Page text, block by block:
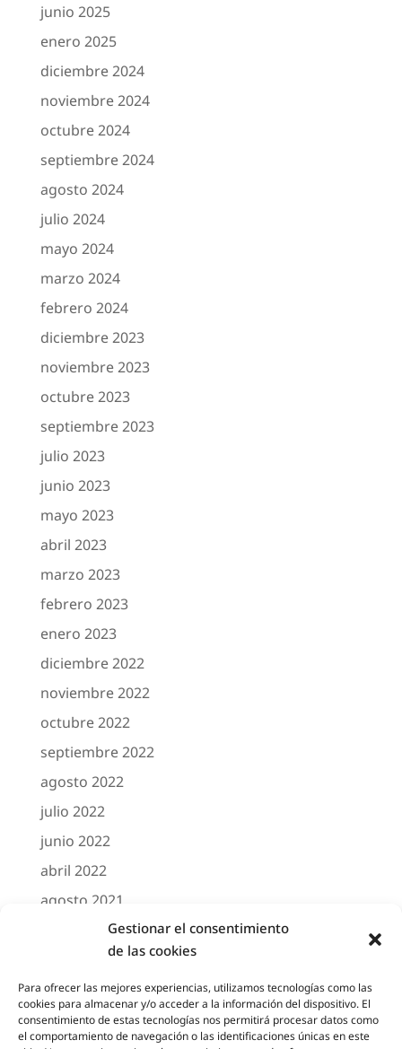
Gestionar el consentimiento
de las cookies
Para ofrecer las mejores experiencias, utilizamos tecnologías como las
cookies para almacenar y/o acceder a la información del dispositivo. El
consentimiento de estas tecnologías nos permitirá procesar datos como
el comportamiento de navegación o las identificaciones únicas en este
junio 2025
enero 2025
diciembre 2024
noviembre 2024
octubre 2024
septiembre 2024
agosto 2024
julio 2024
mayo 2024
marzo 2024
febrero 2024
diciembre 2023
noviembre 2023
octubre 2023
septiembre 2023
julio 2023
junio 2023
mayo 2023
abril 2023
marzo 2023
febrero 2023
enero 2023
diciembre 2022
noviembre 2022
octubre 2022
septiembre 2022
agosto 2022
julio 2022
junio 2022
abril 2022
agosto 2021
marzo 2021
febrero 2021
octubre 2020
agosto 2020